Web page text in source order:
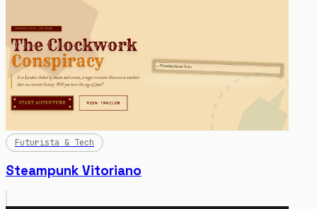
Futurista & Tech
Steampunk Vitoriano